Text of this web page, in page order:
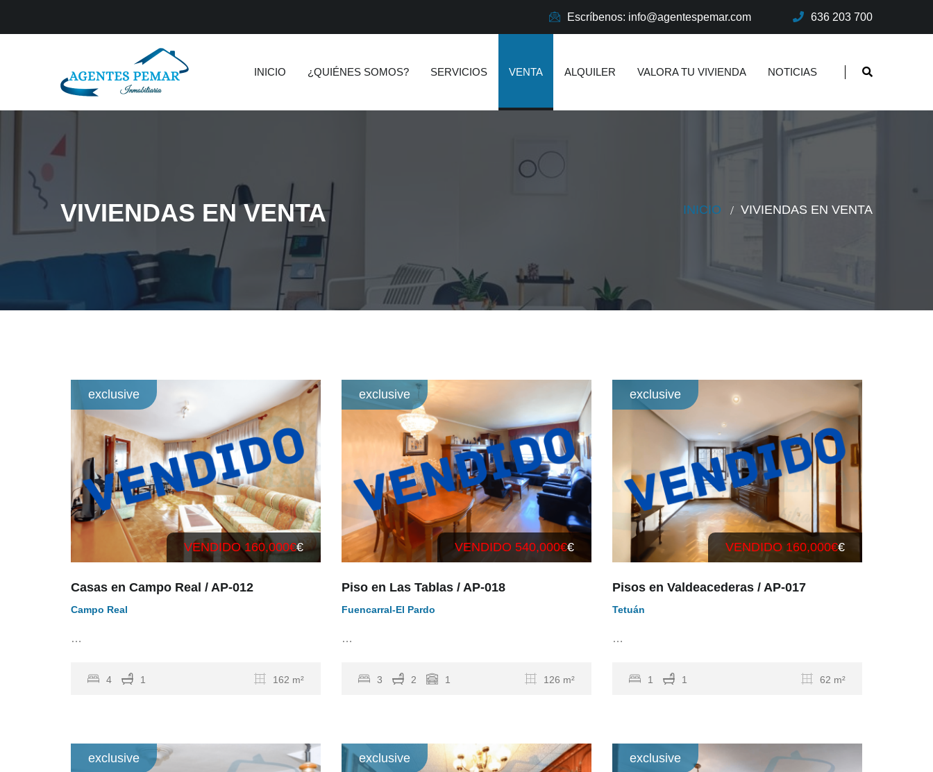
Escríbenos: info@agentespemar.com 636 203 700
INICIO ¿QUIÉNES SOMOS? SERVICIOS VENTA ALQUILER VALORA TU VIVIENDA NOTICIAS
VIVIENDAS EN VENTA INICIO VIVIENDAS EN VENTA
exclusive
VENDIDO 160,000€€
Casas en Campo Real / AP-012
Campo Real
…
4 1 162 m²
exclusive
VENDIDO 540,000€€
Piso en Las Tablas / AP-018
Fuencarral-El Pardo
…
3 2 1 126 m²
exclusive
VENDIDO 160,000€€
Pisos en Valdeacederas / AP-017
Tetuán
…
1 1 62 m²
exclusive exclusive exclusive